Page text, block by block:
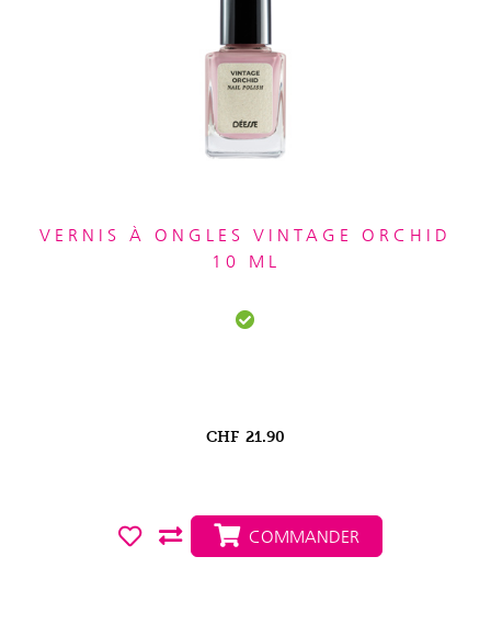
VERNIS À ONGLES VINTAGE ORCHID
10 ML
CHF 21.90
COMMANDER